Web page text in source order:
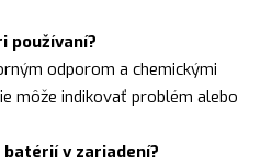
používaní?
odporom a chemickými
môže indikovať problém alebo
v zariadení?